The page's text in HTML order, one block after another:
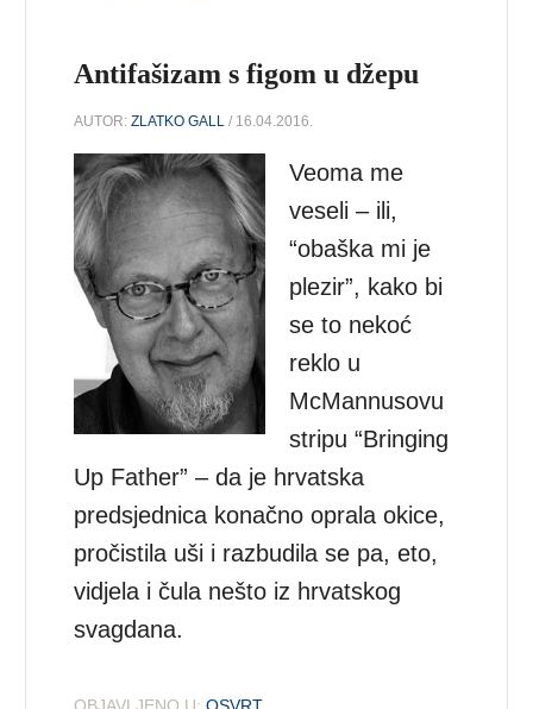
Antifašizam s figom u džepu
AUTOR:ZLATKO GALL / 16.04.2016.
Veoma me
veseli – ili,
“obaška mi je
plezir”, kako bi
se to nekoć
reklo u
McMannusovu
stripu “Bringing
Up Father” – da je hrvatska
predsjednica konačno oprala okice,
pročistila uši i razbudila se pa, eto,
vidjela i čula nešto iz hrvatskog
svagdana.